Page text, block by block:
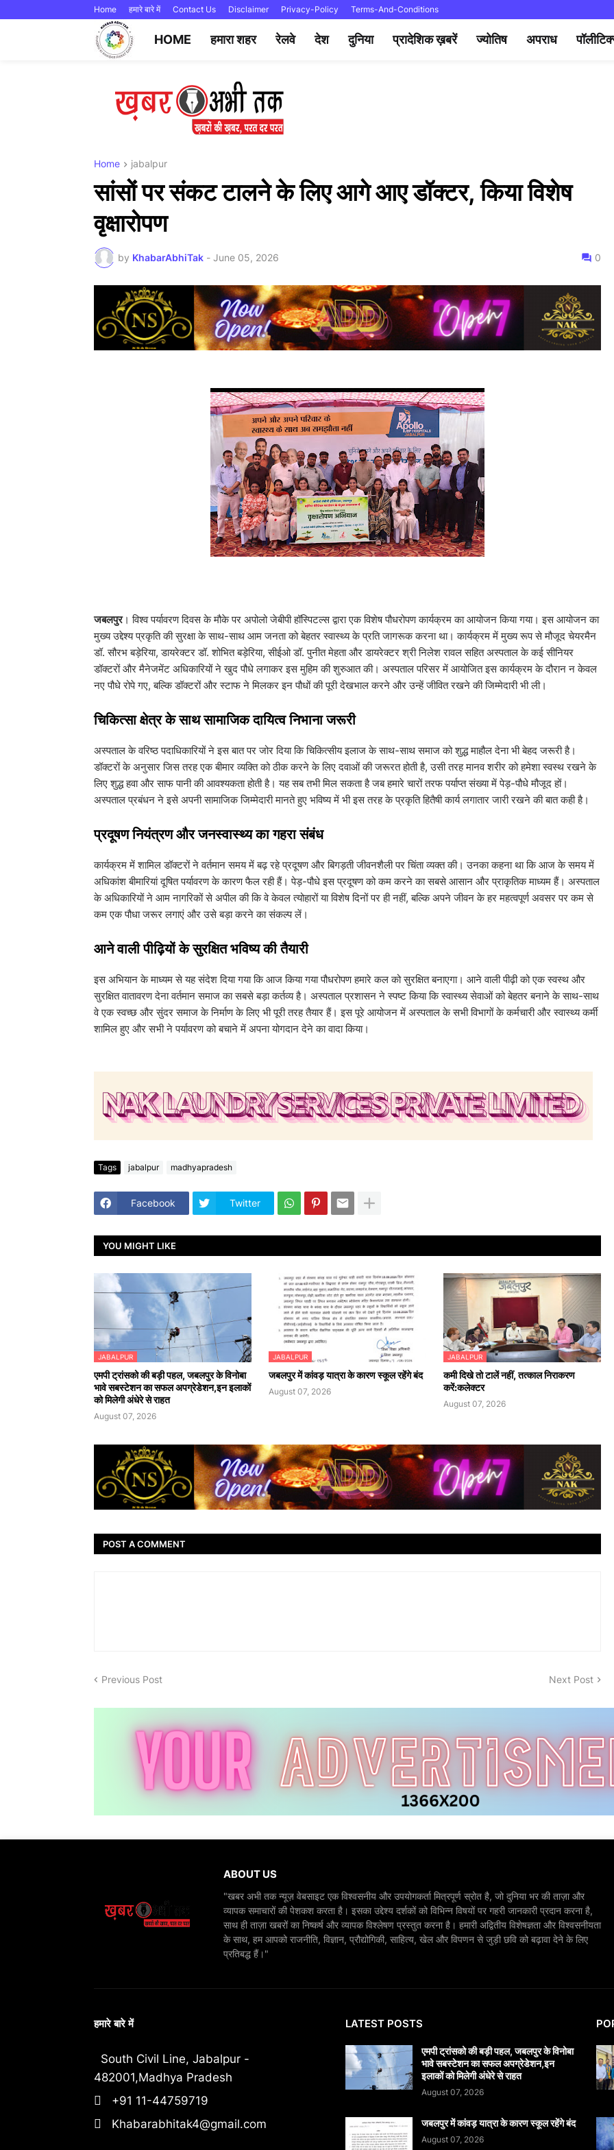
Home हमारे बारे में Contact Us Disclaimer Privacy-Policy Terms-And-Conditions
HOME हमारा शहर रेलवे देश दुनिया प्रादेशिक ख़बरें ज्योतिष अपराध
Home jabalpur
सांसों पर संकट टालने के लिए आगे आए डॉक्टर, किया विशेष
वृक्षारोपण
by KhabarAbhiTak - June 05, 2026 0
जबलपुर। विश्व पर्यावरण दिवस के मौके पर अपोलो जेबीपी हॉस्पिटल्स द्वारा एक विशेष पौधरोपण कार्यक्रम का आयोजन किया गया। इस आयोजन का
मुख्य उद्देश्य प्रकृति की सुरक्षा के साथ-साथ आम जनता को बेहतर स्वास्थ्य के प्रति जागरूक करना था। कार्यक्रम में मुख्य रूप से मौजूद चेयरमैन
डॉ. सौरभ बड़ेरिया, डायरेक्टर डॉ. शोभित बड़ेरिया, सीईओ डॉ. पुनीत मेहता और डायरेक्टर श्री निलेश रावल सहित अस्पताल के कई सीनियर
डॉक्टरों और मैनेजमेंट अधिकारियों ने खुद पौधे लगाकर इस मुहिम की शुरुआत की। अस्पताल परिसर में आयोजित इस कार्यक्रम के दौरान न केवल
नए पौधे रोपे गए, बल्कि डॉक्टरों और स्टाफ ने मिलकर इन पौधों की पूरी देखभाल करने और उन्हें जीवित रखने की जिम्मेदारी भी ली।
​चिकित्सा क्षेत्र के साथ सामाजिक दायित्व निभाना जरूरी
​अस्पताल के वरिष्ठ पदाधिकारियों ने इस बात पर जोर दिया कि चिकित्सीय इलाज के साथ-साथ समाज को शुद्ध माहौल देना भी बेहद जरूरी है।
डॉक्टरों के अनुसार जिस तरह एक बीमार व्यक्ति को ठीक करने के लिए दवाओं की जरूरत होती है, उसी तरह मानव शरीर को हमेशा स्वस्थ रखने के
लिए शुद्ध हवा और साफ पानी की आवश्यकता होती है। यह सब तभी मिल सकता है जब हमारे चारों तरफ पर्याप्त संख्या में पेड़-पौधे मौजूद हों।
अस्पताल प्रबंधन ने इसे अपनी सामाजिक जिम्मेदारी मानते हुए भविष्य में भी इस तरह के प्रकृति हितैषी कार्य लगातार जारी रखने की बात कही है।
​प्रदूषण नियंत्रण और जनस्वास्थ्य का गहरा संबंध
​कार्यक्रम में शामिल डॉक्टरों ने वर्तमान समय में बढ़ रहे प्रदूषण और बिगड़ती जीवनशैली पर चिंता व्यक्त की। उनका कहना था कि आज के समय में
अधिकांश बीमारियां दूषित पर्यावरण के कारण फैल रही हैं। पेड़-पौधे इस प्रदूषण को कम करने का सबसे आसान और प्राकृतिक माध्यम हैं। अस्पताल
के अधिकारियों ने आम नागरिकों से अपील की कि वे केवल त्योहारों या विशेष दिनों पर ही नहीं, बल्कि अपने जीवन के हर महत्वपूर्ण अवसर पर कम से
कम एक पौधा जरूर लगाएं और उसे बड़ा करने का संकल्प लें।
​आने वाली पीढ़ियों के सुरक्षित भविष्य की तैयारी
​इस अभियान के माध्यम से यह संदेश दिया गया कि आज किया गया पौधरोपण हमारे कल को सुरक्षित बनाएगा। आने वाली पीढ़ी को एक स्वस्थ और
सुरक्षित वातावरण देना वर्तमान समाज का सबसे बड़ा कर्तव्य है। अस्पताल प्रशासन ने स्पष्ट किया कि स्वास्थ्य सेवाओं को बेहतर बनाने के साथ-साथ
वे एक स्वच्छ और सुंदर समाज के निर्माण के लिए भी पूरी तरह तैयार हैं। इस पूरे आयोजन में अस्पताल के सभी विभागों के कर्मचारी और स्वास्थ्य कर्मी
शामिल हुए और सभी ने पर्यावरण को बचाने में अपना योगदान देने का वादा किया।
Tags jabalpur madhyapradesh
Facebook Twitter
YOU MIGHT LIKE
JABALPUR
एमपी ट्रांसको की बड़ी पहल, जबलपुर के विनोबा
भावे सबस्टेशन का सफल अपग्रेडेशन,इन इलाकों
को मिलेगी अंधेरे से राहत
August 07, 2026
JABALPUR
जबलपुर में कांवड़ यात्रा के कारण स्कूल रहेंगे बंद
August 07, 2026
JABALPUR
कमी दिखे तो टालें नहीं, तत्काल निराकरण
करें:कलेक्टर
August 07, 2026
POST A COMMENT
Previous Post Next Post
ABOUT US
"खबर अभी तक न्यूज़ वेबसाइट एक विश्वसनीय और उपयोगकर्ता मित्रपूर्ण स्रोत है, जो दुनिया भर की ताज़ा और
व्यापक समाचारों की पेशकश करता है। इसका उद्देश्य दर्शकों को विभिन्न विषयों पर गहरी जानकारी प्रदान करना है,
साथ ही ताज़ा खबरों का निष्कर्ष और व्यापक विश्लेषण प्रस्तुत करना है। हमारी अद्वितीय विशेषज्ञता और विश्वसनीयता
के साथ, हम आपको राजनीति, विज्ञान, प्रौद्योगिकी, साहित्य, खेल और विपणन से जुड़ी छवि को बढ़ावा देने के लिए
प्रतिबद्ध हैं।"
हमारे बारे में
South Civil Line, Jabalpur -
482001,Madhya Pradesh
+91 11-44759719
Khabarabhitak4@gmail.com
LATEST POSTS
एमपी ट्रांसको की बड़ी पहल, जबलपुर के विनोबा
भावे सबस्टेशन का सफल अपग्रेडेशन,इन
इलाकों को मिलेगी अंधेरे से राहत
August 07, 2026
जबलपुर में कांवड़ यात्रा के कारण स्कूल रहेंगे बंद
August 07, 2026